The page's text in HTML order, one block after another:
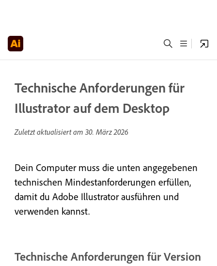
Technische Anforderungen für
Illustrator auf dem Desktop
Zuletzt aktualisiert am 30. März 2026
Dein Computer muss die unten angegebenen
technischen Mindestanforderungen erfüllen,
damit du Adobe Illustrator ausführen und
verwenden kannst.
Technische Anforderungen für Version